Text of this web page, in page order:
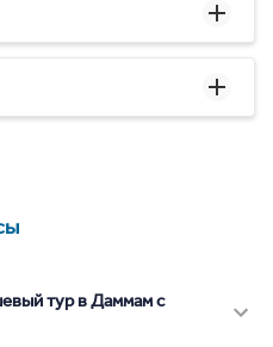
тур в Даммам с